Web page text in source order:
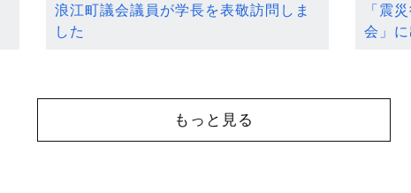
浪江町議会議員が学長を表敬訪問しま
した
「震
会」
もっと見る